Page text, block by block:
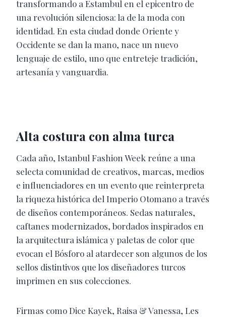
transformando a Estambul en el epicentro de
una revolución silenciosa: la de la moda con
identidad. En esta ciudad donde Oriente y
Occidente se dan la mano, nace un nuevo
lenguaje de estilo, uno que entreteje tradición,
artesanía y vanguardia.
Alta costura con alma turca
Cada año, Istanbul Fashion Week reúne a una
selecta comunidad de creativos, marcas, medios
e influenciadores en un evento que reinterpreta
la riqueza histórica del Imperio Otomano a través
de diseños contemporáneos. Sedas naturales,
caftanes modernizados, bordados inspirados en
la arquitectura islámica y paletas de color que
evocan el Bósforo al atardecer son algunos de los
sellos distintivos que los diseñadores turcos
imprimen en sus colecciones.
Firmas como Dice Kayek, Raisa & Vanessa, Les